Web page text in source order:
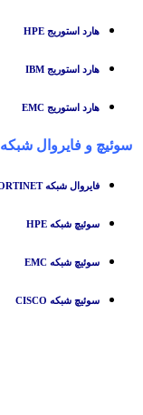
هارد استوریج HPE
هارد استوریج IBM
هارد استوریج EMC
سوئیچ و فایروال شبکه
فایروال شبکه FORTINET
سوئیچ شبکه HPE
سوئیچ شبکه EMC
سوئیچ شبکه CISCO